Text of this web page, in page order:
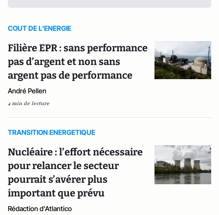
COUT DE L'ENERGIE
Filière EPR : sans performance
pas d’argent et non sans
argent pas de performance
André Pellen
4 min de lecture
TRANSITION ENERGETIQUE
Nucléaire : l’effort nécessaire
pour relancer le secteur
pourrait s’avérer plus
important que prévu
Rédaction d'Atlantico